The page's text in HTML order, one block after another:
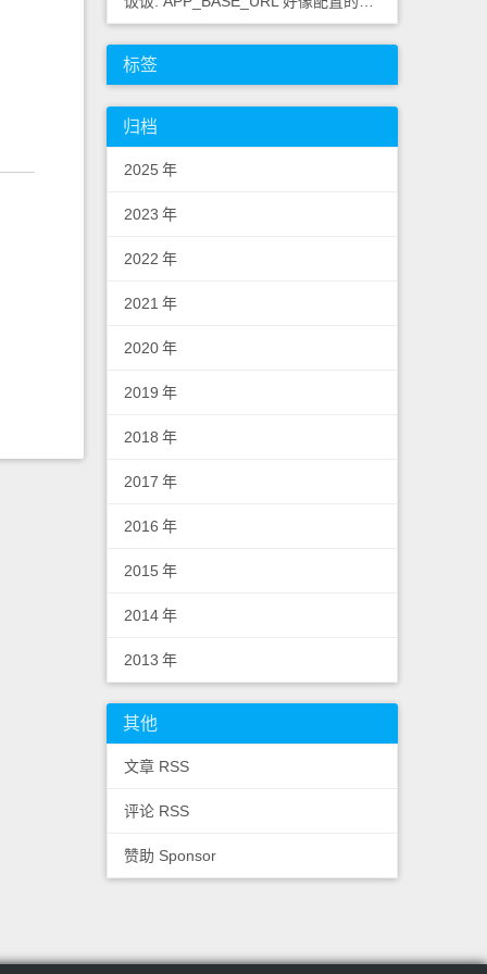
标签
归档
2025 年
2023 年
2022 年
2021 年
2020年
2019 年
2018 年
2017 年
2016 年
2015 年
2014年
2013 年
其他
文章 RSS
评论 RSS
赞助 Sponsor